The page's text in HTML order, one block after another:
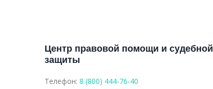
Центр правовой помощи и судебной
защиты
Телефон: 8 (800) 444-76-40